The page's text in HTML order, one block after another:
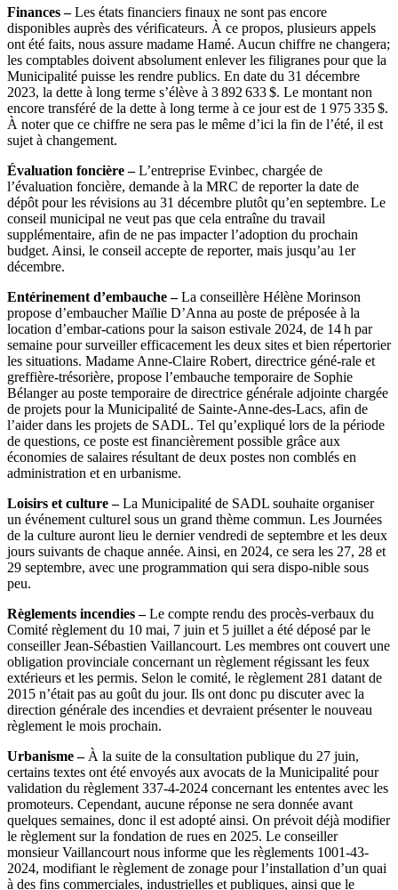
Finances –Les états financiers finaux ne sont pas encore
disponibles auprès des vérificateurs. À ce propos, plusieurs appels
ont été faits, nous assure madame Hamé. Aucun chiffre ne changera;
les comptables doivent absolument enlever les filigranes pour que la
Municipalité puisse les rendre publics. En date du 31 décembre
2023, la dette à long terme s’élève à 3 892 633 $. Le montant non
encore transféré de la dette à long terme à ce jour est de 1 975 335 $.
À noter que ce chiffre ne sera pas le même d’ici la fin de l’été, il est
sujet à changement.
Évaluation foncière –L’entreprise Evinbec, chargée de
l’évaluation foncière, demande à la MRC de reporter la date de
dépôt pour les révisions au 31 décembre plutôt qu’en septembre. Le
conseil municipal ne veut pas que cela entraîne du travail
supplémentaire, afin de ne pas impacter l’adoption du prochain
budget. Ainsi, le conseil accepte de reporter, mais jusqu’au 1er
décembre.
Entérinement d’embauche –La conseillère Hélène Morinson
propose d’embaucher Maïlie D’Anna au poste de préposée à la
location d’embar-cations pour la saison estivale 2024, de 14 h par
semaine pour surveiller efficacement les deux sites et bien répertorier
les situations. Madame Anne-Claire Robert, directrice géné-rale et
greffière-trésorière, propose l’embauche temporaire de Sophie
Bélanger au poste temporaire de directrice générale adjointe chargée
de projets pour la Municipalité de Sainte-Anne-des-Lacs, afin de
l’aider dans les projets de SADL. Tel qu’expliqué lors de la période
de questions, ce poste est financièrement possible grâce aux
économies de salaires résultant de deux postes non comblés en
administration et en urbanisme.
Loisirs et culture –La Municipalité de SADL souhaite organiser
un événement culturel sous un grand thème commun. Les Journées
de la culture auront lieu le dernier vendredi de septembre et les deux
jours suivants de chaque année. Ainsi, en 2024, ce sera les 27, 28 et
29 septembre, avec une programmation qui sera dispo-nible sous
peu.
Règlements incendies –Le compte rendu des procès-verbaux du
Comité règlement du 10 mai, 7 juin et 5 juillet a été déposé par le
conseiller Jean-Sébastien Vaillancourt. Les membres ont couvert une
obligation provinciale concernant un règlement régissant les feux
extérieurs et les permis. Selon le comité, le règlement 281 datant de
2015 n’était pas au goût du jour. Ils ont donc pu discuter avec la
direction générale des incendies et devraient présenter le nouveau
règlement le mois prochain.
Urbanisme –À la suite de la consultation publique du 27 juin,
certains textes ont été envoyés aux avocats de la Municipalité pour
validation du règlement 337-4-2024 concernant les ententes avec les
promoteurs. Cependant, aucune réponse ne sera donnée avant
quelques semaines, donc il est adopté ainsi. On prévoit déjà modifier
le règlement sur la fondation de rues en 2025. Le conseiller
monsieur Vaillancourt nous informe que les règlements 1001-43-
2024, modifiant le règlement de zonage pour l’installation d’un quai
à des fins commerciales, industrielles et publiques, ainsi que le